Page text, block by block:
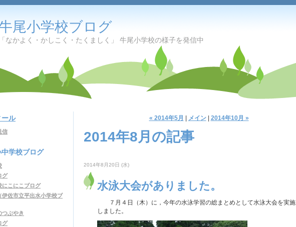
尾小学校ブログ
「なかよく・かしこく・たくましく」 牛尾小学校の様子を発信中
ール
信
学校ブログ
グ
にこにこブログ
伊佐市立平出水小学校ブ
つぶやき
グ
« 2014年5月 メイン| 2014年10月 »
2014年8月の記事
2014年8月20日 (水)
水泳大会がありました。
７月４日（木）に，今年の水泳学習の総まとめとして水泳大会を実施
しました。